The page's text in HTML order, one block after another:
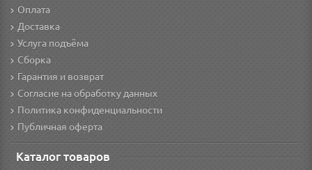
Оплата
Доставка
Услуга подъёма
Сборка
Гарантия и возврат
Согласие на обработку данных
Политика конфиденциальности
Публичная оферта
Каталог товаров